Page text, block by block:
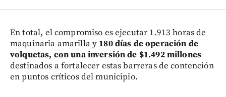
En total, el compromiso es ejecutar 1.913 horas de
maquinaria amarilla y 180 días de operación de
volquetas, con una inversión de $1.492 millones
destinados a fortalecer estas barreras de contención
en puntos críticos del municipio.